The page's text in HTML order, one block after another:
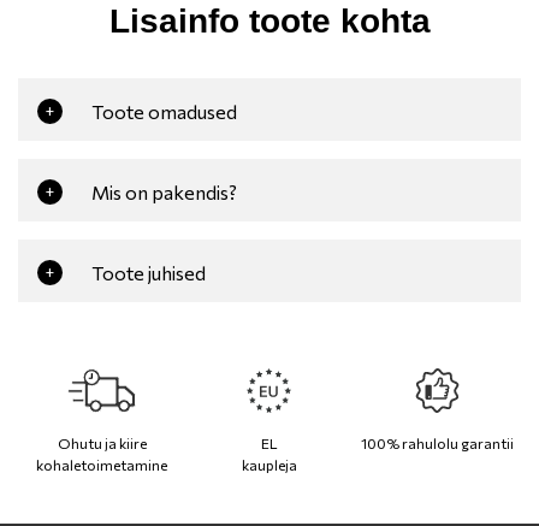
Lisainfo toote kohta
+ Toote omadused
+ Mis on pakendis?
+ Toote juhised
Ohutu ja kiire
kohaletoimetamine
EL
kaupleja
100% rahulolu garantii